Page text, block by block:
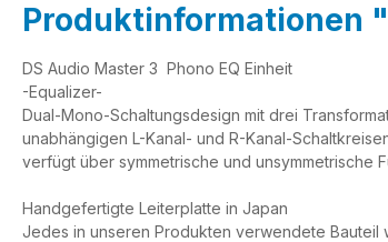
Produktinformationen
DS Audio Master 3 Phono EQ Einheit
-Equalizer-
Dual-Mono-Schaltungsdesign mit drei
unabhängigen L-Kanal- und R-Kanal-
verfügt über symmetrische und
Handgefertigte Leiterplatte in Japan
Jedes in unseren Produkten verwendete